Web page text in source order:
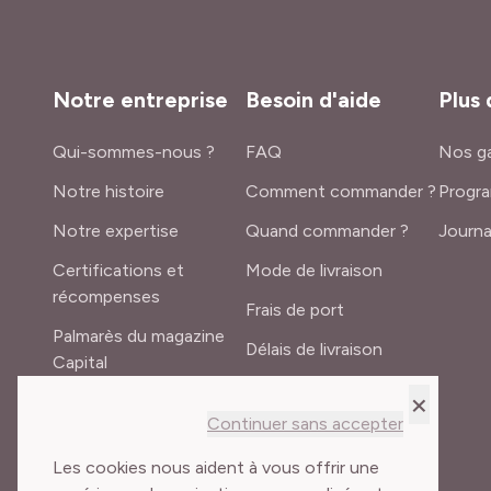
×
Continuer sans accepter
Les cookies nous aident à vous offrir une
Notre entreprise
Qui-sommes-nous ?
Notre histoire
Notre expertise
Certifications et
récompenses
Palmarès du magazine
Capital
Besoin d'aide
FAQ
Comment commander ?
Quand commander ?
Mode de livraison
Frais de port
Délais de livraison
Plus
Nos